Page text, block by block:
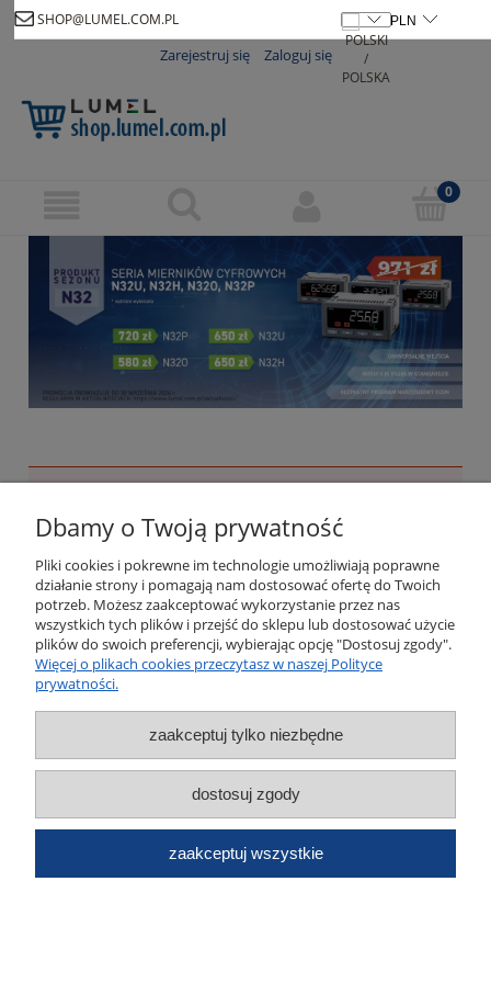
SHOP@LUMEL.COM.PL
Zarejestruj się Zaloguj się
Moje konto
Informacje
O nas
pokaż pełną wersję strony
Sklep internetowy Shoper.pl
Dbamy o Twoją prywatność
Pliki cookies i pokrewne im technologie umożliwiają poprawne
działanie strony i pomagają nam dostosować ofertę do Twoich
potrzeb. Możesz zaakceptować wykorzystanie przez nas
wszystkich tych plików i przejść do sklepu lub dostosować użycie
plików do swoich preferencji, wybierając opcję "Dostosuj zgody".
Więcej o plikach cookies przeczytasz w naszej Polityce
prywatności.
zaakceptuj tylko niezbędne
dostosuj zgody
zaakceptuj wszystkie